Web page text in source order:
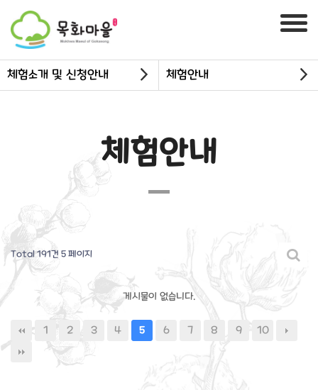
체험소개 및 신청안내 체험안내
체험안내
Total 191건 5 페이지
게시물이 없습니다.
1 2 3 4 5 6 7 8 9 10